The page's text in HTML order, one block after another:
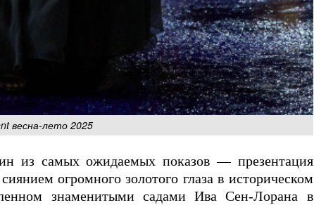
весна-лето 2025
из самых ожидаемых показов — презентация
огромного золотого глаза в историческом
знаменитыми садами Ива Сен-Лорана в